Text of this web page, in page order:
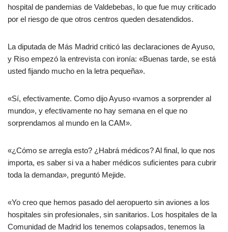
hospital de pandemias de Valdebebas, lo que fue muy criticado
por el riesgo de que otros centros queden desatendidos.
La diputada de Más Madrid criticó las declaraciones de Ayuso,
y Riso empezó la entrevista con ironía: «Buenas tarde, se está
usted fijando mucho en la letra pequeña».
«Sí, efectivamente. Como dijo Ayuso «vamos a sorprender al
mundo», y efectivamente no hay semana en el que no
sorprendamos al mundo en la CAM».
«¿Cómo se arregla esto? ¿Habrá médicos? Al final, lo que nos
importa, es saber si va a haber médicos suficientes para cubrir
toda la demanda», preguntó Mejide.
«Yo creo que hemos pasado del aeropuerto sin aviones a los
hospitales sin profesionales, sin sanitarios. Los hospitales de la
Comunidad de Madrid los tenemos colapsados, tenemos la